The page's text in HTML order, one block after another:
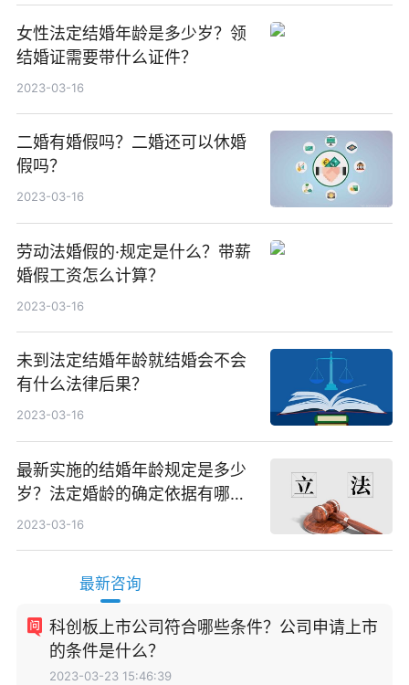
女性法定结婚年龄是多少岁？领
结婚证需要带什么证件？
2023-03-16
二婚有婚假吗？二婚还可以休婚
假吗？
2023-03-16
劳动法婚假的·规定是什么？带薪
婚假工资怎么计算？
2023-03-16
未到法定结婚年龄就结婚会不会
有什么法律后果？
2023-03-16
最新实施的结婚年龄规定是多少
岁？法定婚龄的确定依据有哪
些？
2023-03-16
最新咨询
科创板上市公司符合哪些条件？公司申请上市
的条件是什么？
2023-03-23 15:46:39